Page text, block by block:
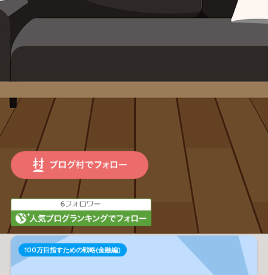
100万目指すための戦略(金融編)